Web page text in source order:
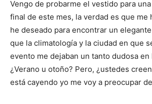
Vengo de probarme el vestido para
final de este mes, la verdad es que me
he deseado para encontrar un
que la climatología y la ciudad en que
evento me dejaban un tanto dudosa en
¿Verano u otoño? Pero, ¿ustedes
está cayendo yo me voy a preocupar